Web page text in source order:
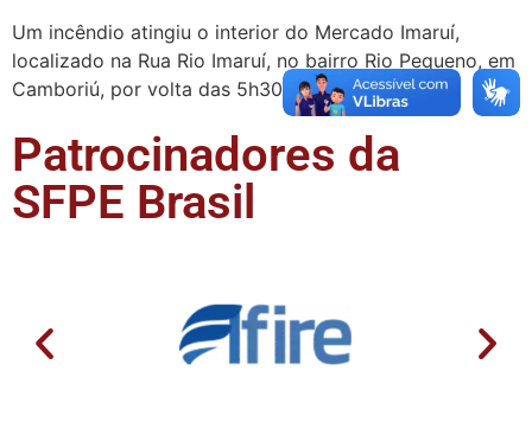
Um incêndio atingiu o interior do Mercado Imaruí,
localizado na Rua Rio Imaruí, no bairro Rio Pequeno, em
Camboriú, por volta das 5h30 desta …
Patrocinadores da
SFPE Brasil